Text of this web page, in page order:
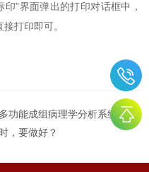
”界面弹出的打印对话框中，
打印即可。
功能成组病理学分析系统
，要做好？